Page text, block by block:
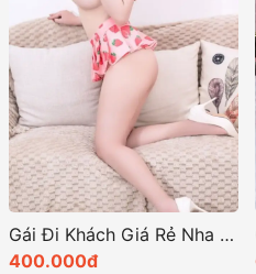
Gái Đi Khách Giá Rẻ Nha Trang – Kiều Hân: Sexy Quyến Rủ, Nước Nhiều Làm Tình Say Mê
400.000đ